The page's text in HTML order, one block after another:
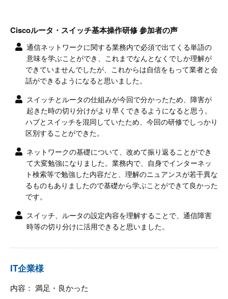
Ciscoルータ・スイッチ基本操作研修 参加者の声
通信ネットワークに関する業務内で必須で出てくる単語の
意味を学ぶことができ、これまでなんとなくでしか理解が
できていませんでしたが、これからは自信をもって業者と会
話ができるようになると思いました。
スイッチとルータの仕組みが今回で分かったため、障害が
起きた時の切り分けがより早くできるようになると思う。
ハブとスイッチを混同していたため、今回の研修でしっかり
区別することができた。
ネットワークの基礎について、改めて振り返ることができ
て大変勉強になりました。業務内で、自身でインターネッ
ト検索等で勉強した内容だと、理解のニュアンスが若干異な
るものもありましたので基礎から学ぶことができて良かった
です。
スイッチ、ルータの設定内容を理解することで、通信障害
時等の切り分けに活用できると思いました。
IT企業様
内容： 満足・良かった